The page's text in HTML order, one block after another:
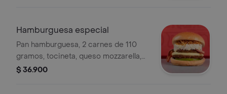
Hamburguesa especial
Pan hamburguesa, 2 carnes de 110
gramos, tocineta, queso mozzarella,
ripio, ensalada de la casa, tomate y
$ 36.900